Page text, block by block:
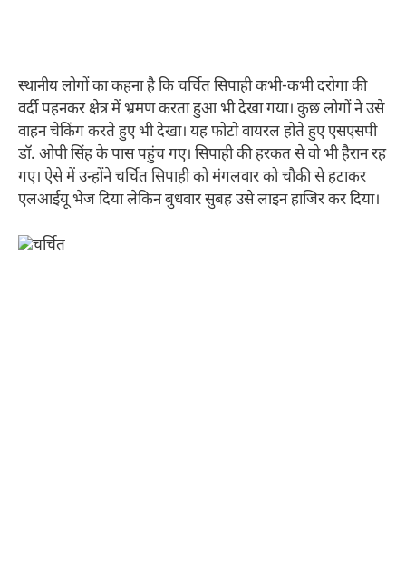
स्थानीय लोगों का कहना है कि चर्चित सिपाही कभी-कभी दरोगा की
वर्दी पहनकर क्षेत्र में भ्रमण करता हुआ भी देखा गया। कुछ लोगों ने उसे
वाहन चेकिंग करते हुए भी देखा। यह फोटो वायरल होते हुए एसएसपी
डॉ. ओपी सिंह के पास पहुंच गए। सिपाही की हरकत से वो भी हैरान रह
गए। ऐसे में उन्होंने चर्चित सिपाही को मंगलवार को चौकी से हटाकर
एलआईयू भेज दिया लेकिन बुधवार सुबह उसे लाइन हाजिर कर दिया।